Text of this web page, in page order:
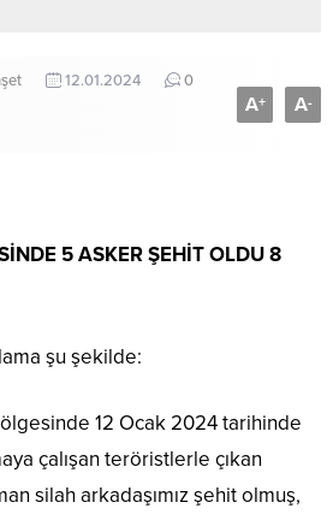
12.01.2024 0
A+ A-
5 ASKER ŞEHİT OLDU 8
şu şekilde:
12 Ocak 2024 tarihinde
çalışan teröristlerle çıkan
silah arkadaşımız şehit olmuş,